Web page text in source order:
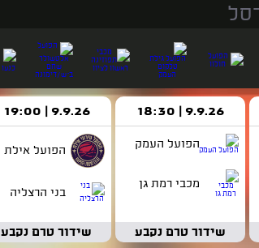
9.9.26 | 18:30
הפועל העמק
מכבי רמת גן
שידור טרם נקבע
9.9.26 | 19:00
הפועל אילת
בני הרצליה
שידור טרם נקבע